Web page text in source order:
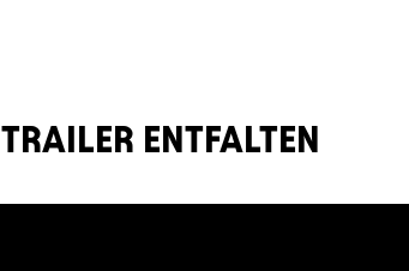
TRAILER ENTFALTEN